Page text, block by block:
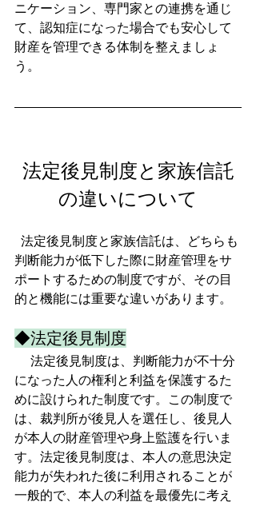
ニケーション、専門家との連携を通じ
て、認知症になった場合でも安心して
財産を管理できる体制を整えましょ
う。
法定後見制度と家族信託
の違いについて
判断能力が低下した際に財産管理をサ
ポートするための制度ですが、その目
的と機能には重要な違いがあります。
◆法定後見制度
法定後見制度は、判断能力が不十分
になった人の権利と利益を保護するた
めに設けられた制度です。この制度で
は、裁判所が後見人を選任し、後見人
が本人の財産管理や身上監護を行いま
す。法定後見制度は、本人の意思決定
能力が失われた後に利用されることが
一般的で、本人の利益を最優先に考え